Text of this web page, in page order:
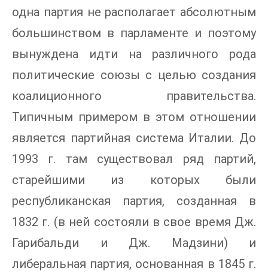
одна партия не располагает абсолютным
большинством в парламенте и поэтому
вынуждена идти на различного рода
политические союзы с целью создания
коалиционного правительства.
Типичным примером в этом отношении
является партийная система Италии. До
1993 г. там существовал ряд партий,
старейшими из которых были
республиканская партия, созданная в
1832 г. (в ней состояли в свое время Дж.
Гарибальди и Дж. Мадзини) и
либеральная партия, основанная в 1845 г.